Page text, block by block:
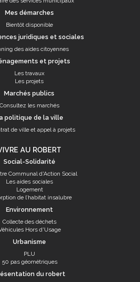
Mes démarches
Bientôt disponible
juridiques et sociales
des aides citoyennes
et projets
Les travaux
Les projets
Marchés publics
Consultez les marchés
politique de la ville
de ville et appel à projets
AU ROBERT
Social-Solidarité
Communal d'Action Social
Les aides sociales
Logement
de l’habitat insalubre
Environnement
Collecte des déchets
Hors d'Usage
Urbanisme
PLU
50 pas géométriques
du robert